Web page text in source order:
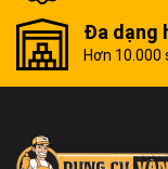
Đa dạng
Hơn 10.000